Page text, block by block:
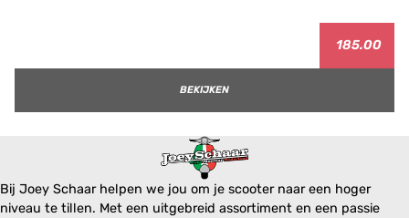
185.00
BEKIJKEN
Bij Joey Schaar helpen we jou om je scooter naar een hoger
niveau te tillen. Met een uitgebreid assortiment en een passie